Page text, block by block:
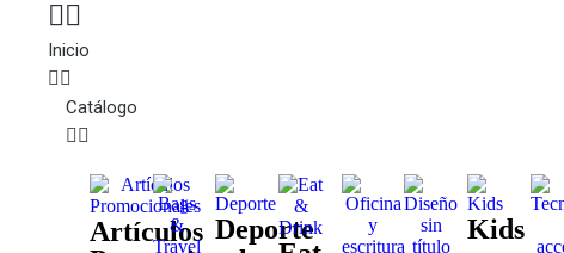
Inicio
Catálogo
Artículos Deporte
Kids